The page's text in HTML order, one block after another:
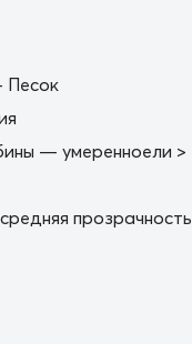
— умеренноели >
прозрачность